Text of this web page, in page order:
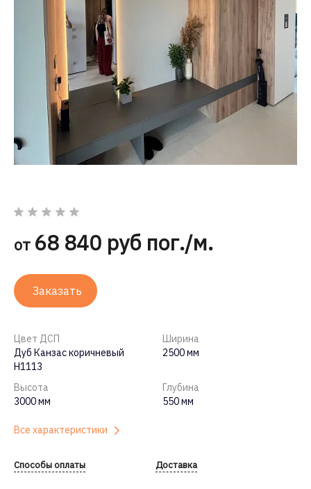
от 68 840 руб пог./м.
Заказать
Цвет ДСП
Дуб Канзас коричневый
Н1113
Ширина
2500 мм
Высота
3000 мм
Глубина
550 мм
Все характеристики
Способы оплаты Доставка